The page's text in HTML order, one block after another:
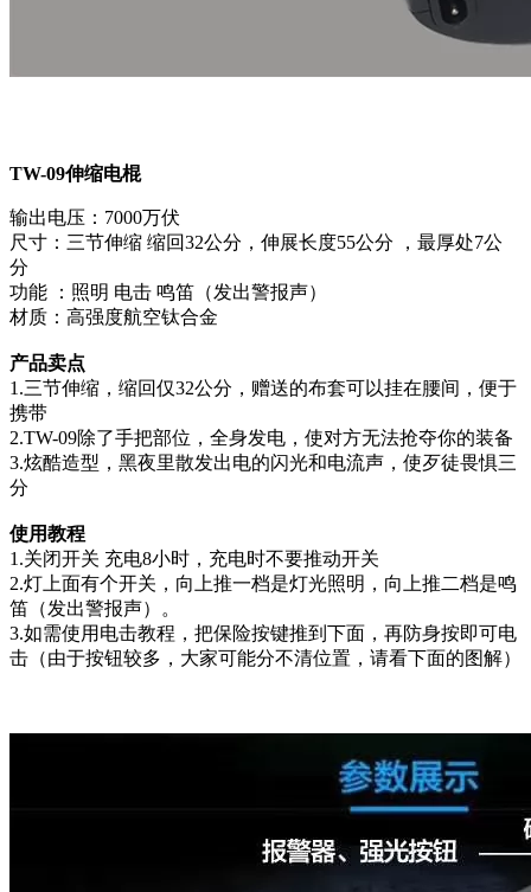
TW-09伸缩电棍
输出电压：7000万伏
尺寸：三节伸缩 缩回32公分，伸展长度55公分 ，最厚处7公
分
功能 ：照明 电击 鸣笛（发出警报声）
材质：高强度航空钛合金
产品卖点
1.三节伸缩，缩回仅32公分，赠送的布套可以挂在腰间，便于
携带
2.TW-09除了手把部位，全身发电，使对方无法抢夺你的装备
3.炫酷造型，黑夜里散发出电的闪光和电流声，使歹徒畏惧三
分
使用教程
1.关闭开关 充电8小时，充电时不要推动开关
2.灯上面有个开关，向上推一档是灯光照明，向上推二档是鸣
笛（发出警报声）。
3.如需使用电击教程，把保险按键推到下面，再防身按即可电
击（由于按钮较多，大家可能分不清位置，请看下面的图解）